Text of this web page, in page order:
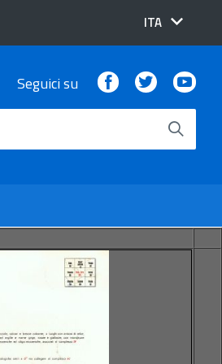
lingua
ITA
Seguici su FacebookTwitter